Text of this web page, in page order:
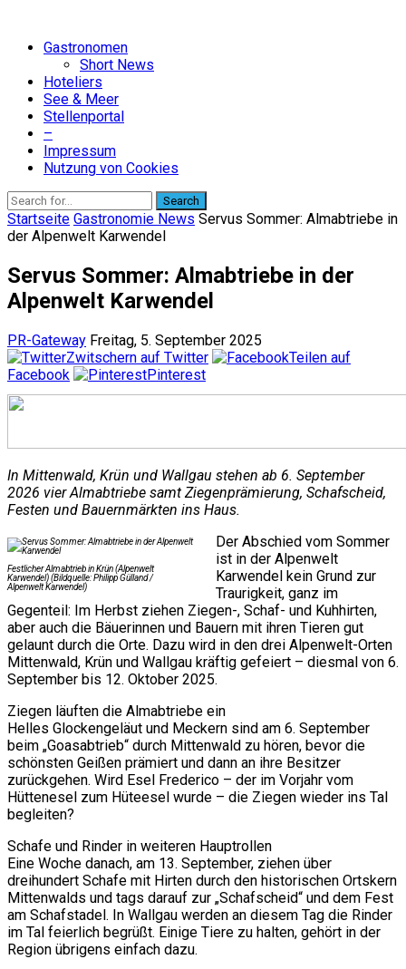
Gastronomen
Short News
Hoteliers
See & Meer
Stellenportal
–
Impressum
Nutzung von Cookies
Search
Startseite Gastronomie News Servus Sommer: Almabtriebe in
der Alpenwelt Karwendel
Servus Sommer: Almabtriebe in der
Alpenwelt Karwendel
PR-Gateway Freitag, 5. September 2025
Zwitschern auf Twitter
Teilen auf
Facebook
Pinterest
In Mittenwald, Krün und Wallgau stehen ab 6. September
2026 vier Almabtriebe samt Ziegenprämierung, Schafscheid,
Festen und Bauernmärkten ins Haus.
Festlicher Almabtrieb in Krün (Alpenwelt
Karwendel) (Bildquelle: Philipp Gülland /
Alpenwelt Karwendel)
Der Abschied vom Sommer
ist in der Alpenwelt
Karwendel kein Grund zur
Traurigkeit, ganz im
Gegenteil: Im Herbst ziehen Ziegen-, Schaf- und Kuhhirten,
aber auch die Bäuerinnen und Bauern mit ihren Tieren gut
gelaunt durch die Orte. Dazu wird in den drei Alpenwelt-Orten
Mittenwald, Krün und Wallgau kräftig gefeiert – diesmal von 6.
September bis 12. Oktober 2025.
Ziegen läuften die Almabtriebe ein
Helles Glockengeläut und Meckern sind am 6. September
beim „Goasabtrieb“ durch Mittenwald zu hören, bevor die
schönsten Geißen prämiert und dann an ihre Besitzer
zurückgehen. Wird Esel Frederico – der im Vorjahr vom
Hüttenesel zum Hüteesel wurde – die Ziegen wieder ins Tal
begleiten?
Schafe und Rinder in weiteren Hauptrollen
Eine Woche danach, am 13. September, ziehen über
dreihundert Schafe mit Hirten durch den historischen Ortskern
Mittenwalds und tags darauf zur „Schafscheid“ und dem Fest
am Schafstadel. In Wallgau werden an diesem Tag die Rinder
im Tal feierlich begrüßt. Einige Tiere zu halten, gehört in der
Region übrigens einfach dazu.